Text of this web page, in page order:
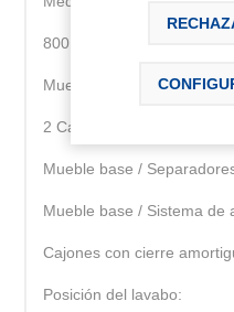
800
Mueble base /
2 Cajones
Mueble base /
Mueble base / Sistema de
Cajones con cierre
Posición del lavabo: